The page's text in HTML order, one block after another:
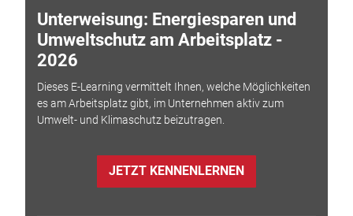
Unterweisung: Energiesparen und
Umweltschutz am Arbeitsplatz -
2026
Dieses E-Learning vermittelt Ihnen, welche Möglichkeiten
es am Arbeitsplatz gibt, im Unternehmen aktiv zum
Umwelt- und Klimaschutz beizutragen.
JETZT KENNENLERNEN